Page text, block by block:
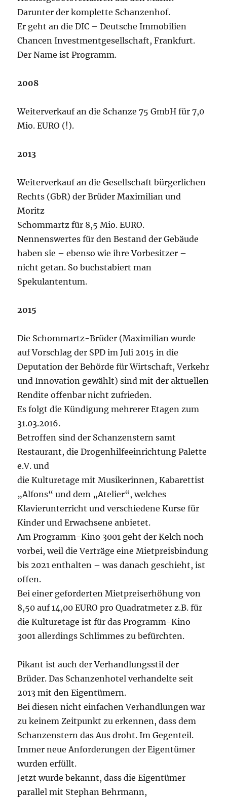
Darunter der komplette Schanzenhof.
Er geht an die DIC – Deutsche Immobilien
Chancen Investmentgesellschaft, Frankfurt.
Der Name ist Programm.
2008
Weiterverkauf an die Schanze 75 GmbH für 7,0
Mio. EURO (!).
2013
Weiterverkauf an die Gesellschaft bürgerlichen
Rechts (GbR) der Brüder Maximilian und
Moritz
Schommartz für 8,5 Mio. EURO.
Nennenswertes für den Bestand der Gebäude
haben sie – ebenso wie ihre Vorbesitzer –
nicht getan. So buchstabiert man
Spekulantentum.
2015
Die Schommartz-Brüder (Maximilian wurde
auf Vorschlag der SPD im Juli 2015 in die
Deputation der Behörde für Wirtschaft, Verkehr
und Innovation gewählt) sind mit der aktuellen
Rendite offenbar nicht zufrieden.
Es folgt die Kündigung mehrerer Etagen zum
31.03.2016.
Betroffen sind der Schanzenstern samt
Restaurant, die Drogenhilfeeinrichtung Palette
e.V. und
die Kulturetage mit Musikerinnen, Kabarettist
„Alfons“ und dem „Atelier“, welches
Klavierunterricht und verschiedene Kurse für
Kinder und Erwachsene anbietet.
Am Programm-Kino 3001 geht der Kelch noch
vorbei, weil die Verträge eine Mietpreisbindung
bis 2021 enthalten – was danach geschieht, ist
offen.
Bei einer geforderten Mietpreiserhöhung von
8,50 auf 14,00 EURO pro Quadratmeter z.B. für
die Kulturetage ist für das Programm-Kino
3001 allerdings Schlimmes zu befürchten.
Pikant ist auch der Verhandlungsstil der
Brüder. Das Schanzenhotel verhandelte seit
2013 mit den Eigentümern.
Bei diesen nicht einfachen Verhandlungen war
zu keinem Zeitpunkt zu erkennen, dass dem
Schanzenstern das Aus droht. Im Gegenteil.
Immer neue Anforderungen der Eigentümer
wurden erfüllt.
Jetzt wurde bekannt, dass die Eigentümer
parallel mit Stephan Behrmann,